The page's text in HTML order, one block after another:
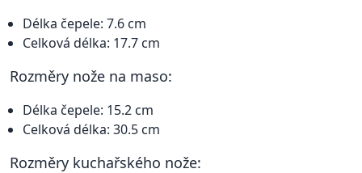
Délka čepele: 7.6 cm
Celková délka: 17.7 cm
Rozměry nože na maso:
Délka čepele: 15.2 cm
Celková délka: 30.5 cm
Rozměry kuchařského nože: